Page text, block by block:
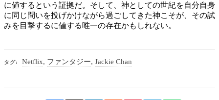
に値するという証拠だ。そして、神としての世紀を自分自身
に同じ問いを投げかけながら過ごしてきた神こそが、その試
みを目撃するに値する唯一の存在かもしれない。
タグ: Netflix, ファンタジー,Jackie Chan